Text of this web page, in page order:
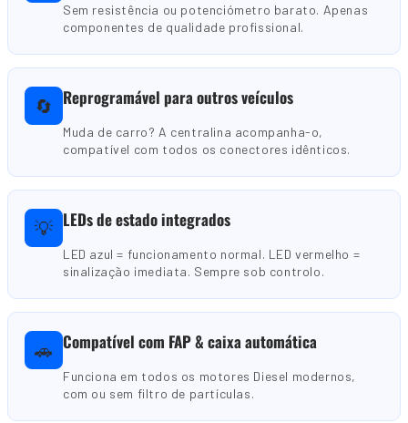
Sem resistência ou potenciómetro barato. Apenas
componentes de qualidade profissional.
🔄 Reprogramável para outros veículos
Muda de carro? A centralina acompanha-o,
compatível com todos os conectores idênticos.
💡 LEDs de estado integrados
LED azul = funcionamento normal. LED vermelho =
sinalização imediata. Sempre sob controlo.
🚗 Compatível com FAP & caixa automática
Funciona em todos os motores Diesel modernos,
com ou sem filtro de partículas.